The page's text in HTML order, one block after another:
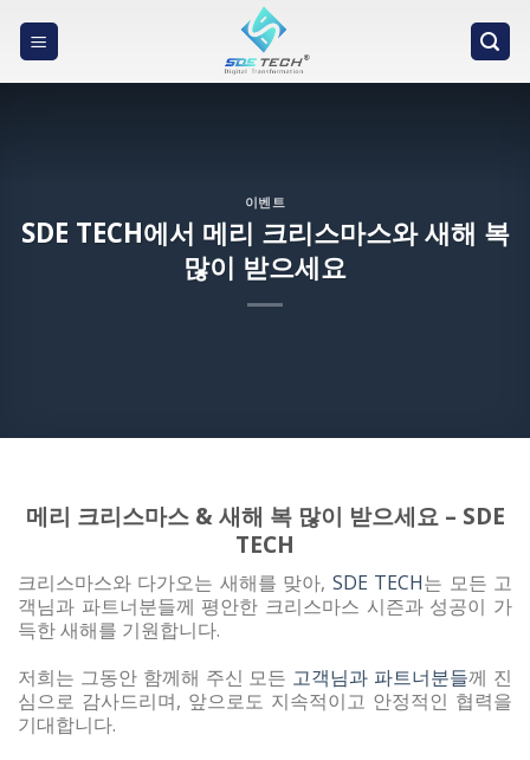
이벤트
SDE TECH에서 메리 크리스마스와 새해 복
많이 받으세요
메리 크리스마스 & 새해 복 많이 받으세요 – SDE
TECH
크리스마스와 다가오는 새해를 맞아, SDE TECH는 모든 고
객님과 파트너분들께 평안한 크리스마스 시즌과 성공이 가
득한 새해를 기원합니다.
저희는 그동안 함께해 주신 모든 고객님과 파트너분들께 진
심으로 감사드리며, 앞으로도 지속적이고 안정적인 협력을
기대합니다.